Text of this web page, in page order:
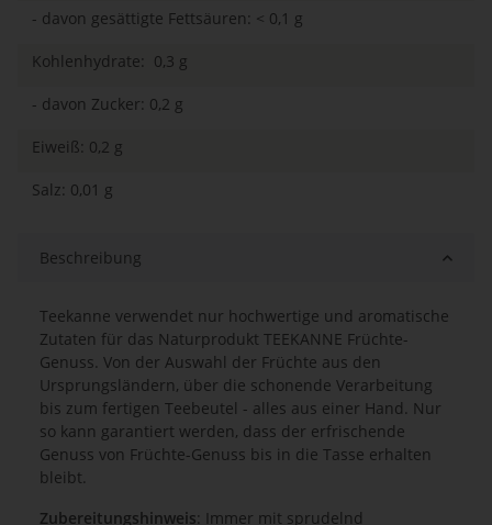
- davon gesättigte Fettsäuren: < 0,1 g
Kohlenhydrate: 0,3 g
- davon Zucker: 0,2 g
Eiweiß: 0,2 g
Salz: 0,01 g
Beschreibung
Teekanne verwendet nur hochwertige und aromatische
Zutaten für das Naturprodukt TEEKANNE Früchte-
Genuss. Von der Auswahl der Früchte aus den
Ursprungsländern, über die schonende Verarbeitung
bis zum fertigen Teebeutel - alles aus einer Hand. Nur
so kann garantiert werden, dass der erfrischende
Genuss von Früchte-Genuss bis in die Tasse erhalten
bleibt.
Zubereitungshinweis: Immer mit sprudelnd